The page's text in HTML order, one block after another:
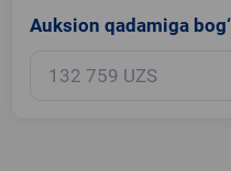
Auksion qadamiga